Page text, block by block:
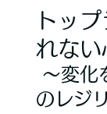
トッ
れな
～変化
のレジ